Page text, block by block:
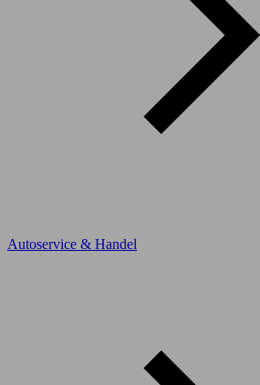
Autoservice & Handel